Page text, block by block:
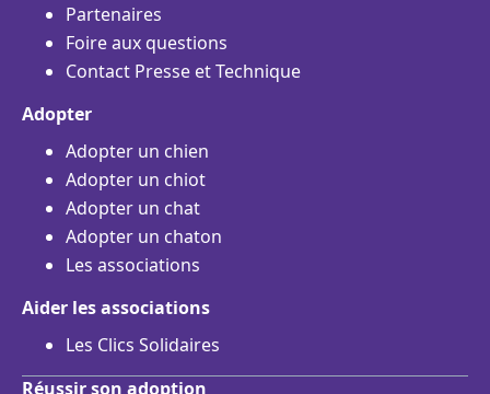
Partenaires
Foire aux questions
Contact Presse et Technique
Adopter
Adopter un chien
Adopter un chiot
Adopter un chat
Adopter un chaton
Les associations
Aider les associations
Les Clics Solidaires
Réussir son adoption